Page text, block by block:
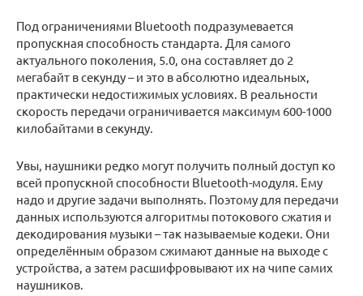
Под ограничениями Bluetooth подразумевается
пропускная способность стандарта. Для самого
актуального поколения, 5.0, она составляет до 2
мегабайт в секунду – и это в абсолютно идеальных,
практически недостижимых условиях. В реальности
скорость передачи ограничивается максимум 600-1000
килобайтами в секунду.
Увы, наушники редко могут получить полный доступ ко
всей пропускной способности Bluetooth-модуля. Ему
надо и другие задачи выполнять. Поэтому для передачи
данных используются алгоритмы потокового сжатия и
декодирования музыки – так называемые кодеки. Они
определённым образом сжимают данные на выходе с
устройства, а затем расшифровывают их на чипе самих
наушников.